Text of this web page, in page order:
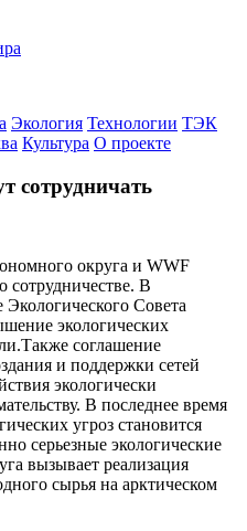
Экология Технологии ТЭК
Культура О проекте
сотрудничать
округа и WWF
сотрудничестве. В
Совета
экологических
соглашение
и поддержки сетей
экологически
В последнее время
угроз становится
серьезные экологические
вызывает реализация
сырья на арктическом